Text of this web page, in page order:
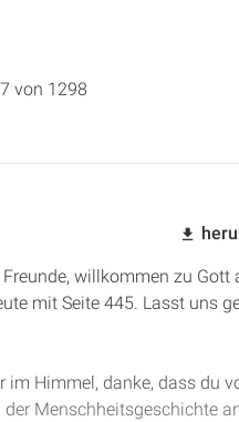
von 1298
willkommen zu Gott
mit Seite 445. Lasst uns
im Himmel, danke, dass du
der Menschheitsgeschichte